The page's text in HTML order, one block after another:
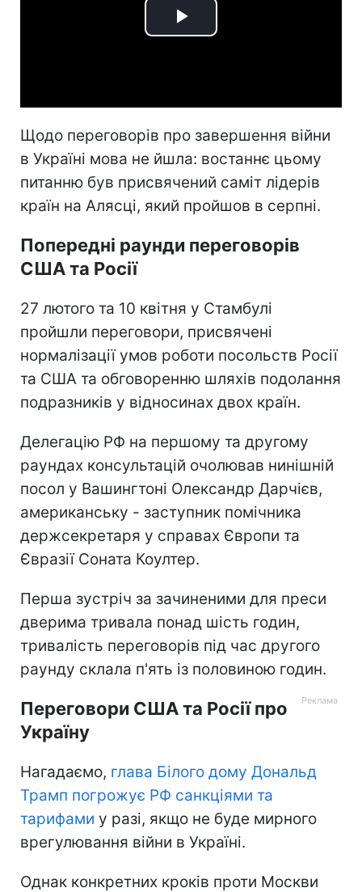
Play
Щодо переговорів про завершення війни
в Україні мова не йшла: востаннє цьому
питанню був присвячений саміт лідерів
країн на Алясці, який пройшов в серпні.
Попередні раунди переговорів
США та Росії
27 лютого та 10 квітня у Стамбулі
пройшли переговори, присвячені
нормалізації умов роботи посольств Росії
та США та обговоренню шляхів подолання
подразників у відносинах двох країн.
Делегацію РФ на першому та другому
раундах консультацій очолював нинішній
посол у Вашингтоні Олександр Дарчієв,
американську - заступник помічника
держсекретаря у справах Європи та
Євразії Соната Коултер.
Перша зустріч за зачиненими для преси
дверима тривала понад шість годин,
тривалість переговорів під час другого
раунду склала п'ять із половиною годин.
Переговори США та Росії про
Україну
Нагадаємо, глава Білого дому Дональд
Трамп погрожує РФ санкціями та
тарифами у разі, якщо не буде мирного
врегулювання війни в Україні.
Однак конкретних кроків проти Москви